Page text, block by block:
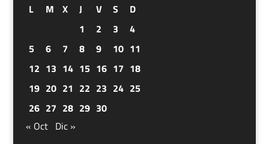
L M X J V S
D
1
2 3
4
5
6 7 8 9 10 11
12 13 14 15 16 17 18
19 20 21 22 23 24 25
26 27 28 29 30
« Oct Dic »